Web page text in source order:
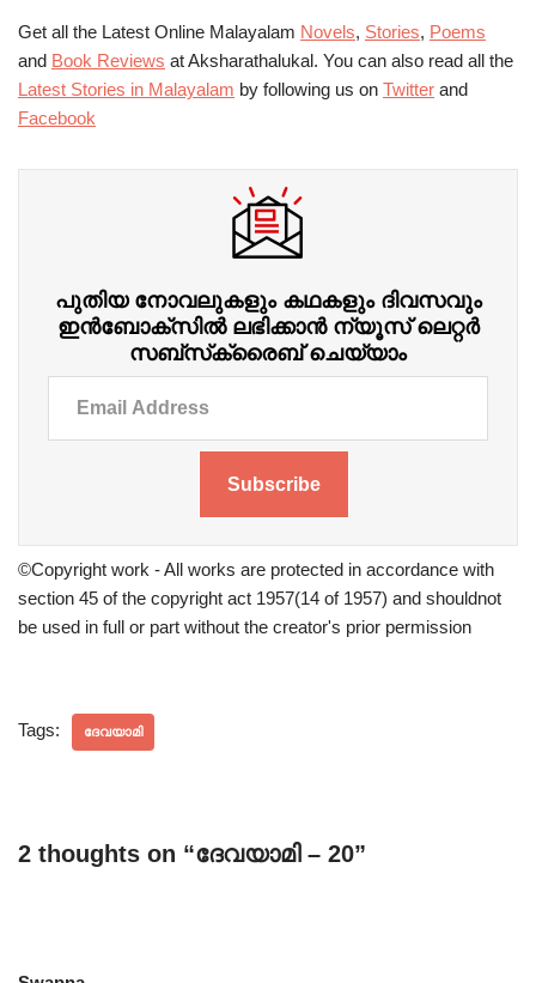
Get all the Latest Online Malayalam Novels, Stories, Poems
and Book Reviews at Aksharathalukal. You can also read all the
Latest Stories in Malayalam by following us on Twitter and
Facebook
പുതിയ നോവലുകളും കഥകളും ദിവസവും
ഇന്‍ബോക്‌സില്‍ ലഭിക്കാന്‍ ന്യൂസ് ലെറ്റർ
സബ്‌സ്‌ക്രൈബ് ചെയ്യാം
Subscribe
©Copyright work - All works are protected in accordance with
section 45 of the copyright act 1957(14 of 1957) and shouldnot
be used in full or part without the creator's prior permission
Tags: ദേവയാമി
2 thoughts on “ദേവയാമി – 20”